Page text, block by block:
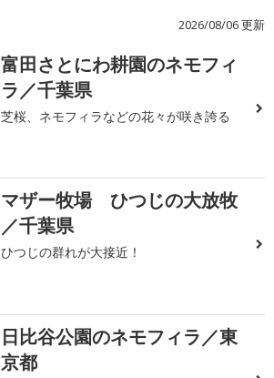
2026/08/06 更新
富田さとにわ耕園のネモフィ
ラ／千葉県
芝桜、ネモフィラなどの花々が咲き誇る
マザー牧場 ひつじの大放牧
／千葉県
ひつじの群れが大接近！
日比谷公園のネモフィラ／東
京都